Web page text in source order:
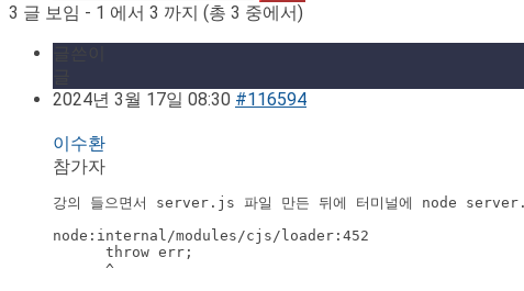
3 글 보임 - 1 에서 3 까지 (총 3 중에서)
2024년 3월 17일 08:30 #116594
이수환
참가자
node:internal/modules/cjs/loader:452
      throw err;
      ^